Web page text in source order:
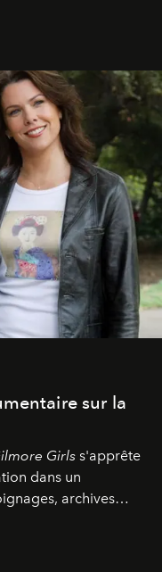
sur la
Girls s'apprête
dans un
archives